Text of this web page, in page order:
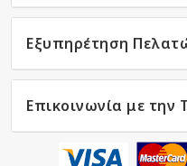
Εξυπηρέτηση
Επικοινωνία με την